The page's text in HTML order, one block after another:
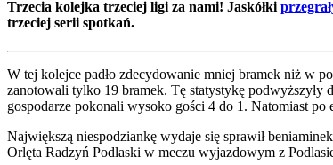
Trzecia kolejka trzeciej ligi za nami! Jaskółki
trzeciej serii spotkań.
W tej kolejce padło zdecydowanie mniej bramek niż w
zanotowali tylko 19 bramek. Tę statystykę podwyższyły
gospodarze pokonali wysoko gości 4 do 1. Natomiast
Największą niespodziankę wydaje się sprawił
Orlęta Radzyń Podlaski w meczu wyjazdowym z